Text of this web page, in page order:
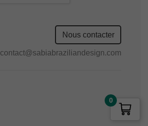
Nous contacter
contact@sabiabraziliandesign.com
0